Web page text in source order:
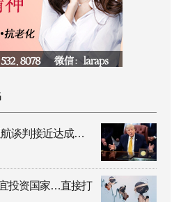
航谈判接近达成…
投资国家…直接打